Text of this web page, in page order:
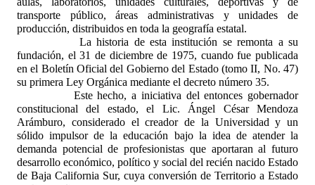
transporte público, áreas administrativas y unidades de
producción, distribuidos en toda la geografía estatal.
La historia de esta institución se remonta a su
fundación, el 31 de diciembre de 1975, cuando fue publicada
en el Boletín Oficial del Gobierno del Estado (tomo II, No. 47)
su primera Ley Orgánica mediante el decreto número 35.
Este hecho, a iniciativa del entonces gobernador
constitucional del estado, el Lic. Ángel César Mendoza
Arámburo, considerado el creador de la Universidad y un
sólido impulsor de la educación bajo la idea de atender la
demanda potencial de profesionistas que aportaran al futuro
desarrollo económico, político y social del recién nacido Estado
de Baja California Sur, cuya conversión de Territorio a Estado